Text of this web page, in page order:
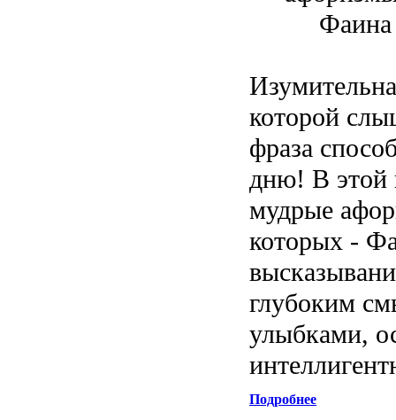
которой
фраза
дню! В этой
мудрые
которых -
глубоким
улыбками,
Подробнее